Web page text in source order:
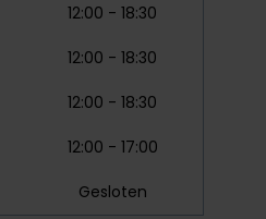
12:00 - 18:30
12:00 - 18:30
12:00 - 18:30
12:00 - 17:00
Gesloten